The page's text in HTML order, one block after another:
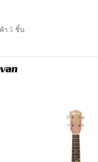
า 5 ชิ้น